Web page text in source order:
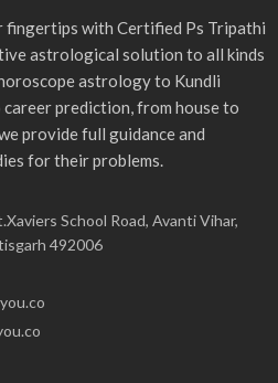
fingertips with Certified Ps Tripathi
astrological solution to all kinds
astrology to Kundli
prediction, from house to
provide full guidance and
for their problems.
School Road, Avanti Vihar,
492006